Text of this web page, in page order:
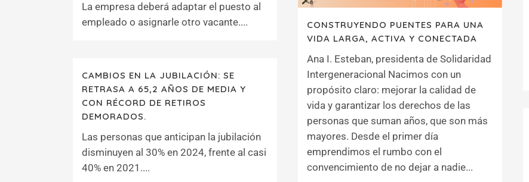
CONSTRUYENDO PUENTES PARA UNA
VIDA LARGA, ACTIVA Y CONECTADA
Ana I. Esteban, presidenta de Solidaridad
Intergeneracional Nacimos con un
propósito claro: mejorar la calidad de
vida y garantizar los derechos de las
personas que suman años, que son más
mayores. Desde el primer día
emprendimos el rumbo con el
convencimiento de no dejar a nadie...
La empresa deberá adaptar el puesto al
empleado o asignarle otro vacante....
CAMBIOS EN LA JUBILACIÓN: SE
RETRASA A 65,2 AÑOS DE MEDIA Y
CON RÉCORD DE RETIROS
DEMORADOS.
Las personas que anticipan la jubilación
disminuyen al 30% en 2024, frente al casi
40% en 2021....